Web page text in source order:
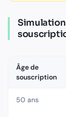
Âge de
souscription
50 ans